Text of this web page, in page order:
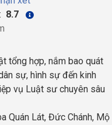
8.7
tổng hợp, nắm bao quát
sự, hình sự đến kinh
vụ Luật sư chuyên sâu
Quán Lát, Đức Chánh, Mộ